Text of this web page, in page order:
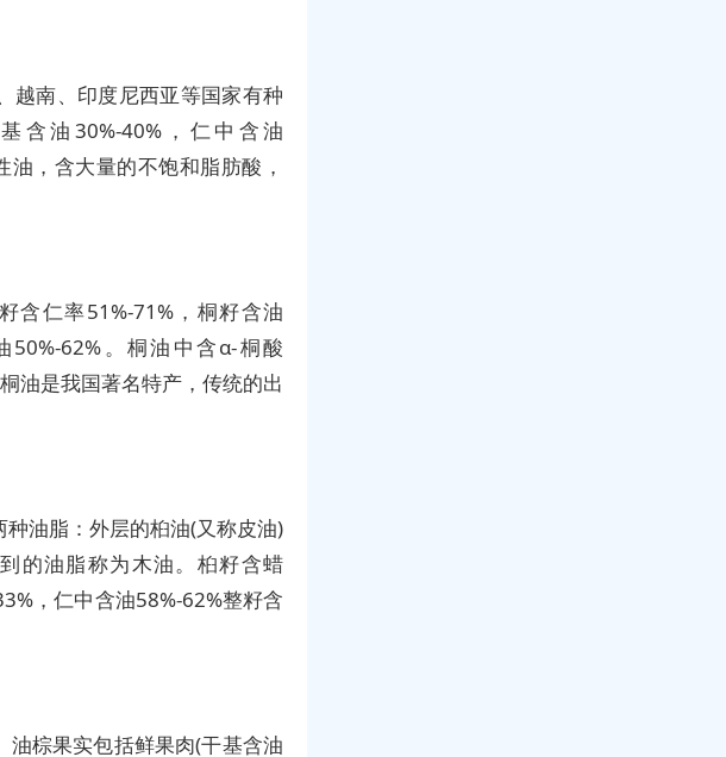
越南、印度尼西亚等国家有种
含油30%-40%，仁中含油
，含大量的不饱和脂肪酸，
含仁率51%-71%，桐籽含油
50%-62%。桐油中含α-桐酸
油是我国著名特产，传统的出
油脂：外层的桕油(又称皮油)
的油脂称为木油。桕籽含蜡
，仁中含油58%-62%整籽含
棕果实包括鲜果肉(干基含油